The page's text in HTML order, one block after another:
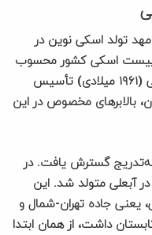
تولد اسکی نوین در
پیست اسکی کشور محسوب
می‌شود که در سال ۱۳۳۲ هجری شمسی (۱۹۶۱ میلادی) تأسیس
بالابرهای مخصوص در این
گسترش یافت. در
آبعلی متولد شد. این
یعنی جاده تهران-شمال و
داشت، از همان ابتدا